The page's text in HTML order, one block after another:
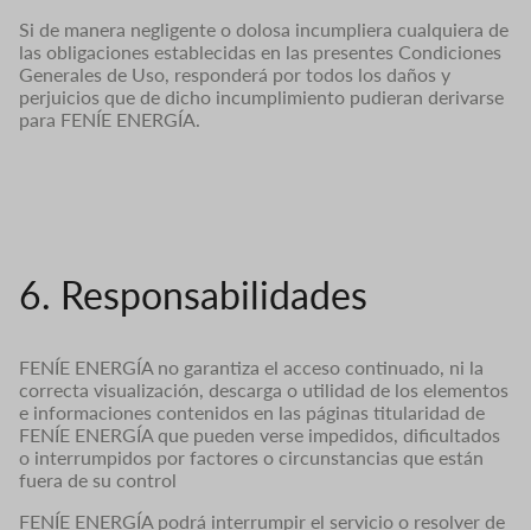
Si de manera negligente o dolosa incumpliera cualquiera de
las obligaciones establecidas en las presentes Condiciones
Generales de Uso, responderá por todos los daños y
perjuicios que de dicho incumplimiento pudieran derivarse
para FENÍE ENERGÍA.
6. Responsabilidades
FENÍE ENERGÍA no garantiza el acceso continuado, ni la
correcta visualización, descarga o utilidad de los elementos
e informaciones contenidos en las páginas titularidad de
FENÍE ENERGÍA que pueden verse impedidos, dificultados
o interrumpidos por factores o circunstancias que están
fuera de su control
FENÍE ENERGÍA podrá interrumpir el servicio o resolver de